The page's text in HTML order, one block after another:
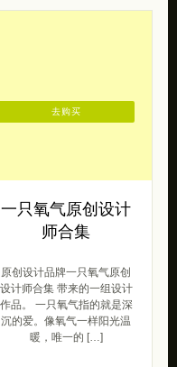
一只氧气原创设计
师合集
作品。 一只氧气指的就是深
沉的爱。像氧气一样阳光温
暖，唯一的 […]
原创范
2015/11/17
去购买